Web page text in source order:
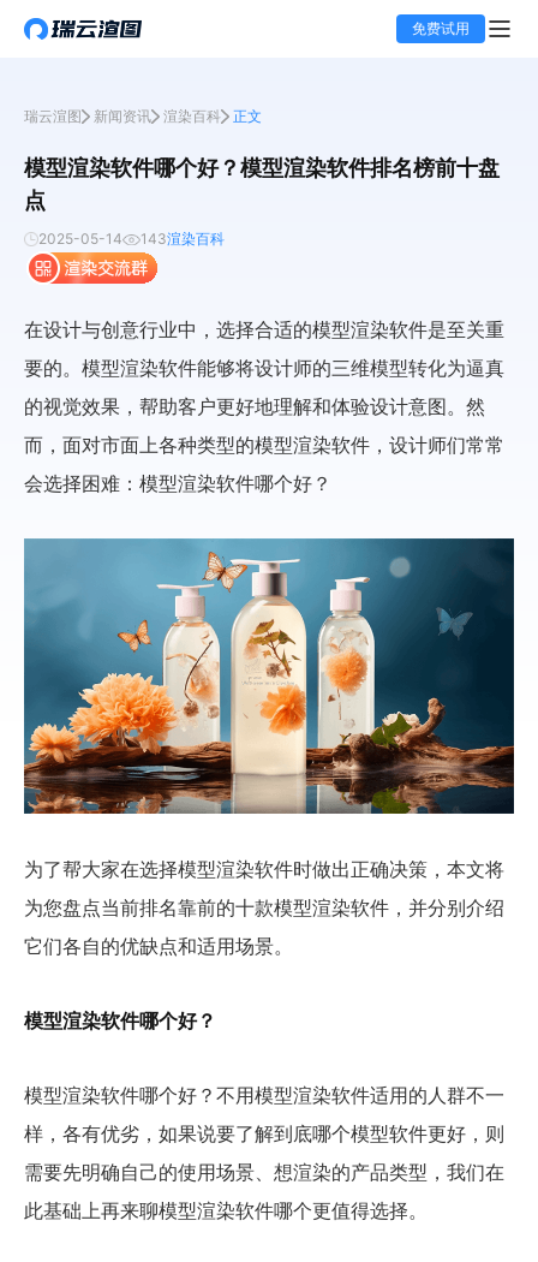
免费试用
瑞云渲图 新闻资讯 渲染百科 正文
模型渲染软件哪个好？模型渲染软件排名榜前十盘
点
2025-05-14 143渲染百科
在设计与创意行业中，选择合适的模型渲染软件是至关重
要的。模型渲染软件能够将设计师的三维模型转化为逼真
的视觉效果，帮助客户更好地理解和体验设计意图。然
而，面对市面上各种类型的模型渲染软件，设计师们常常
会选择困难：模型渲染软件哪个好？
为了帮大家在选择模型渲染软件时做出正确决策，本文将
为您盘点当前排名靠前的十款模型渲染软件，并分别介绍
它们各自的优缺点和适用场景。
模型渲染软件哪个好？
模型渲染软件哪个好？不用模型渲染软件适用的人群不一
样，各有优劣，如果说要了解到底哪个模型软件更好，则
需要先明确自己的使用场景、想渲染的产品类型，我们在
此基础上再来聊模型渲染软件哪个更值得选择。